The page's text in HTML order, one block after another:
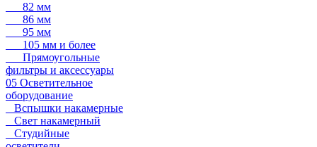
82 мм
86 мм
95 мм
105 мм и более
Прямоугольные
фильтры и аксессуары
05 Осветительное
оборудование
Вспышки накамерные
Свет накамерный
Студийные